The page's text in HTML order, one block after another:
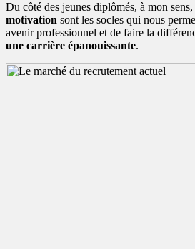
Du côté des jeunes diplômés, à mon sens,
motivation sont les socles qui nous
avenir professionnel et de faire la
une carrière épanouissante.